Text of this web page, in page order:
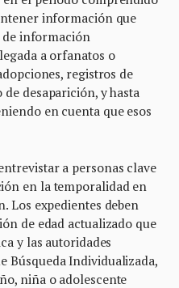
información que
de información
a orfanatos o
registros de
desaparición, y hasta
en cuenta que esos
a personas clave
en la temporalidad en
Los expedientes deben
de edad actualizado que
y las autoridades
Búsqueda Individualizada,
niña o adolescente